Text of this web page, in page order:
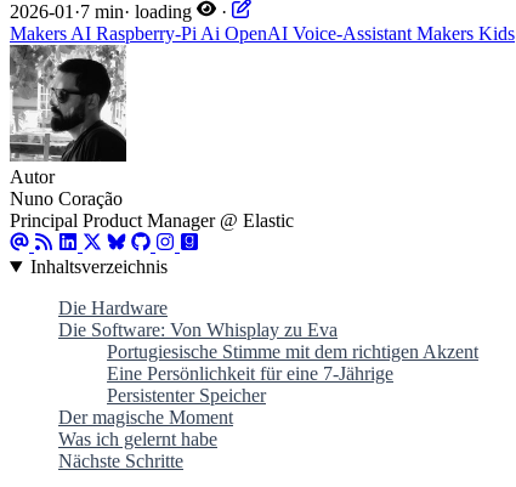
2026-01 ·7 min· loading
·
Makers AI Raspberry-Pi Ai OpenAI Voice-Assistant Makers Kids
Autor
Nuno Coração
Principal Product Manager @ Elastic
Inhaltsverzeichnis
Die Hardware
Die Software: Von Whisplay zu Eva
Portugiesische Stimme mit dem richtigen Akzent
Eine Persönlichkeit für eine 7-Jährige
Persistenter Speicher
Der magische Moment
Was ich gelernt habe
Nächste Schritte